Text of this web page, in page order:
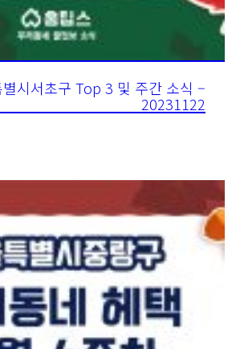
별시서초구 Top 3 및 주간 소식 –
20231122